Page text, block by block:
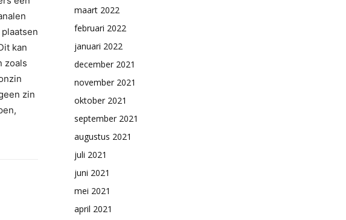
kan
zoals
zin
maart 2022
februari 2022
januari 2022
december 2021
november 2021
oktober 2021
september 2021
augustus 2021
juli 2021
juni 2021
mei 2021
april 2021